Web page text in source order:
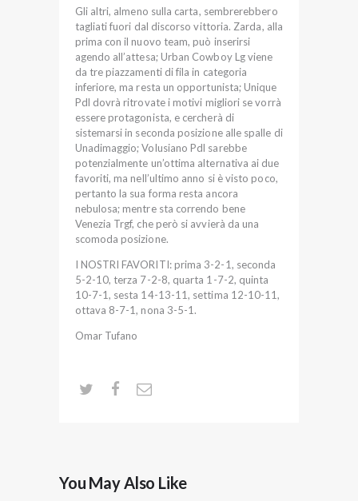
Gli altri, almeno sulla carta, sembrerebbero
tagliati fuori dal discorso vittoria. Zarda, alla
prima con il nuovo team, può inserirsi
agendo all’attesa; Urban Cowboy Lg viene
da tre piazzamenti di fila in categoria
inferiore, ma resta un opportunista; Unique
Pdl dovrà ritrovate i motivi migliori se vorrà
essere protagonista, e cercherà di
sistemarsi in seconda posizione alle spalle di
Unadimaggio; Volusiano Pdl sarebbe
potenzialmente un’ottima alternativa ai due
favoriti, ma nell’ultimo anno si è visto poco,
pertanto la sua forma resta ancora
nebulosa; mentre sta correndo bene
Venezia Trgf, che però si avvierà da una
scomoda posizione.
I NOSTRI FAVORITI: prima 3-2-1, seconda
5-2-10, terza 7-2-8, quarta 1-7-2, quinta
10-7-1, sesta 14-13-11, settima 12-10-11,
ottava 8-7-1, nona 3-5-1.
Omar Tufano
You May Also Like